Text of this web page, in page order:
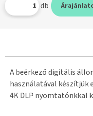
db
A beérkező digitális
használatával készítjük
4K DLP nyomtatónkkal